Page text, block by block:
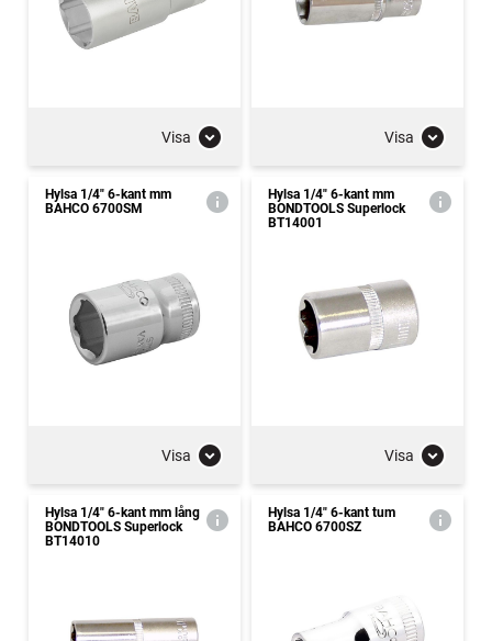
Visa Visa
Hylsa 1/4" 6-kant mm
BAHCO 6700SM
Visa
Hylsa 1/4" 6-kant mm
BONDTOOLS Superlock
BT14001
Visa
Hylsa 1/4" 6-kant mm lång
BONDTOOLS Superlock
BT14010
Hylsa 1/4" 6-kant tum
BAHCO 6700SZ